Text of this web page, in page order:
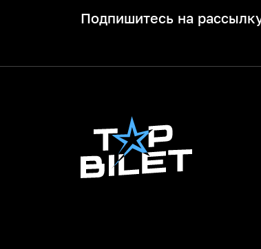
Подпишитесь на